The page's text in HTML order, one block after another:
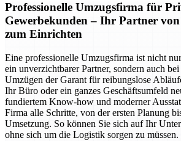
Professionelle Umzugsfirma für
Gewerbekunden – Ihr Partner
zum Einrichten
Eine professionelle Umzugsfirma ist nicht
ein unverzichtbarer Partner, sondern auch
Umzügen der Garant für reibungslose
Ihr Büro oder ein ganzes Geschäftsumfeld
fundiertem Know-how und moderner
Firma alle Schritte, von der ersten Planung
Umsetzung. So können Sie sich auf Ihr
ohne sich um die Logistik sorgen zu müssen.